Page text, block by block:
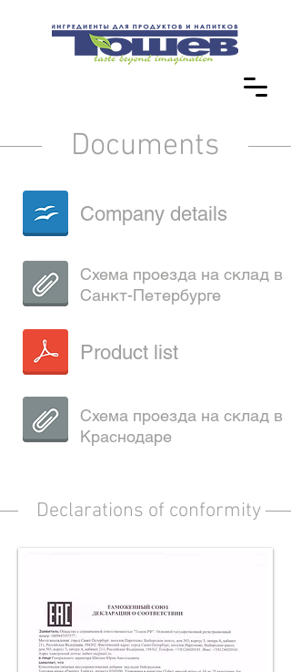
Company details
Product list
Схема проезда на склад в
Краснодаре
Схема проезда на склад в
Санкт-Петербурге
Documents
Declarations of conformity